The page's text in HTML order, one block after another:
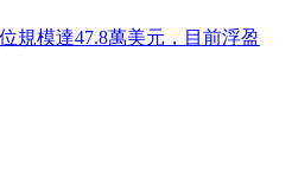
規模達47.8萬美元，目前浮盈